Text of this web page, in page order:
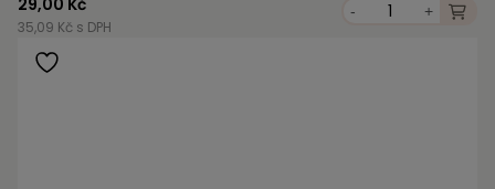
29,00 Kč
35,09 Kč s DPH
- +